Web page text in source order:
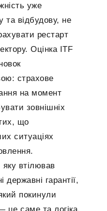
уже
та відбудову, не
рестарт
Оцінка ITF
страхове
на момент
зовнішніх
що
ситуаціях
яку втілював
гарантії,
покинули